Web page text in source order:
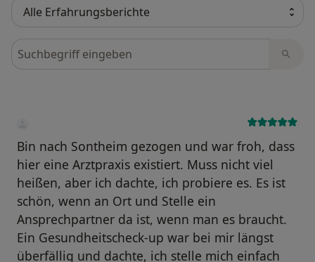
Bewertungen durchsuchen
Bin nach Sontheim gezogen und war froh, dass
hier eine Arztpraxis existiert. Muss nicht viel
heißen, aber ich dachte, ich probiere es. Es ist
schön, wenn an Ort und Stelle ein
Ansprechpartner da ist, wenn man es braucht.
Ein Gesundheitscheck-up war bei mir längst
überfällig und dachte, ich stelle mich einfach